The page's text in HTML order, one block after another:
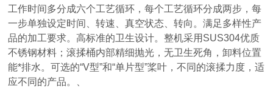
工作时间多分成六个工艺循环，每个工艺循环分成两步，每
一步单独设定时间、转速、真空状态、转向。满足多样性产
品的加工要求。高标准的卫生设计。整机采用SUS304优质
不锈钢材料；滚揉桶内部精细抛光，无卫生死角，卸料位置
能*排水。可选的“V型”和“单片型”桨叶，不同的滚揉力度，适
应不同的产品。、